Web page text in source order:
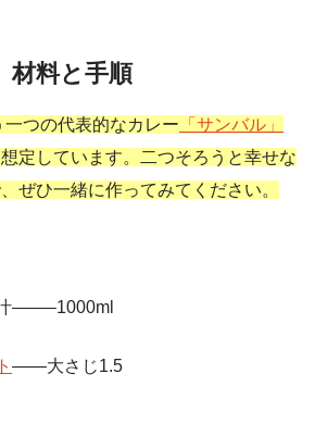
材料と手順
つの代表的なカレー 「サンバル」
定しています。二つそろうと幸せな
ぜひ一緒に作ってみてください。
——–1000ml
——大さじ1.5